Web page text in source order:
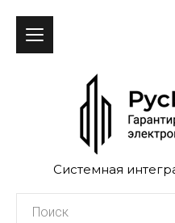
Системная